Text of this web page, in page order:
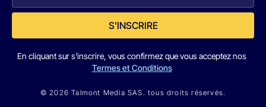
S'INSCRIRE
En cliquant sur s'inscrire, vous confirmez que vous acceptez nos
Termes et Conditions
© 2026 Talmont Media SAS. tous droits réservés.